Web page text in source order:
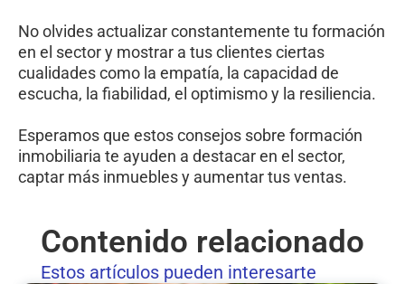
No olvides actualizar constantemente tu formación
en el sector y mostrar a tus clientes ciertas
cualidades como la empatía, la capacidad de
escucha, la fiabilidad, el optimismo y la resiliencia.
Esperamos que estos consejos sobre formación
inmobiliaria te ayuden a destacar en el sector,
captar más inmuebles y aumentar tus ventas.
Contenido relacionado
Estos artículos pueden interesarte